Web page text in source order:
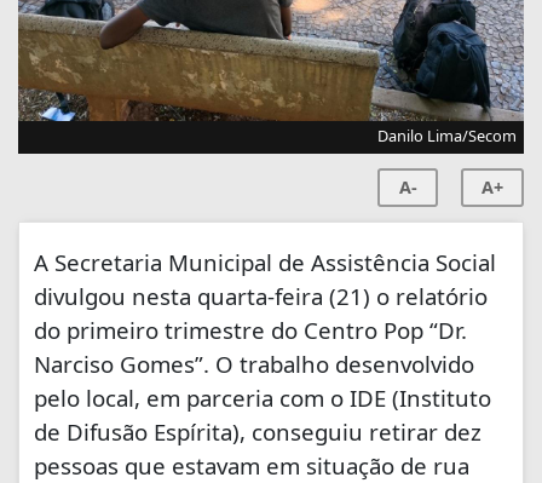
Danilo Lima/Secom
A- A+
A Secretaria Municipal de Assistência Social
divulgou nesta quarta-feira (21) o relatório
do primeiro trimestre do Centro Pop “Dr.
Narciso Gomes”. O trabalho desenvolvido
pelo local, em parceria com o IDE (Instituto
de Difusão Espírita), conseguiu retirar dez
pessoas que estavam em situação de rua